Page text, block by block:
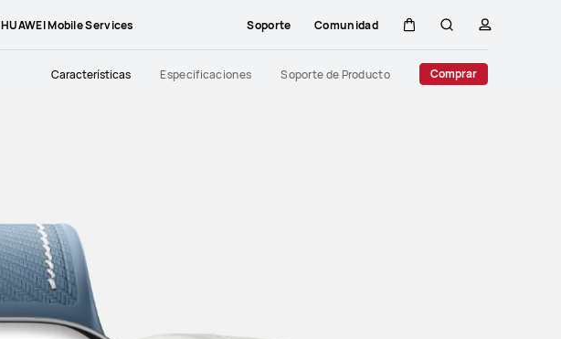
HUAWEI Mobile Services Soporte Comunidad
CarritoBúsqueda
perfil
Características Especificaciones Soporte de Producto Comprar